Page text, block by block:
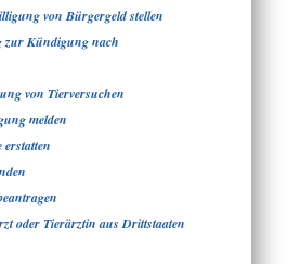
von Bürgergeld stellen
zur Kündigung nach
von Tierversuchen
melden
erstatten
oder Tierärztin aus Drittstaaten